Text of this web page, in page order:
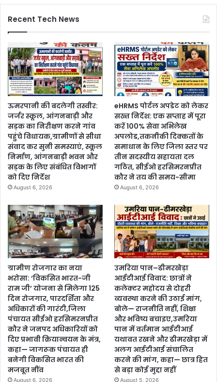
Recent Tech News
ऊमरपानी की बदलेगी तस्वीर:
जर्जर स्कूल, आंगनबाड़ी और
सड़क का निरीक्षण करने गांव
पहुंचे विधायक,ग्रामीणों से सीधा
संवाद कर सुनी समस्याएं, स्कूल
निर्माण, आंगनबाड़ी भवन और
सड़क के लिए संबंधित विभागों
को दिए निर्देश
August 6, 2026
eHRMS पोर्टल अपडेट को लेकर
सख्त निर्देश: एक सप्ताह में पूरा
करें 100% सेवा अभिलेख
अपलोड,तकनीकी दिक्कतों के
समाधान के लिए जिला स्तर पर
तीन सदस्यीय सहायता दल
गठित, सीईओ हरसिमरनप्रीत
कौर ने तय की समय-सीमा
August 6, 2026
ग्रामीण रोजगार का नया
भरोसा: ‘विकसित भारत-जी
राम जी’ योजना से मिलेगा 125
दिन रोजगार, पारदर्शिता और
अधिकारों की गारंटी,जिला
पंचायत सीईओ हरसिमरनप्रीत
कौर ने जनपद अधिकारियों को
दिए प्रभावी क्रियान्वयन के मंत्र,
कहा— जागरूक पंचायत ही
बनेगी विकसित भारत की
मजबूत नींव
August 6, 2026
उमरिया पान–ढीमरखेड़ा
आईटीआई विवाद: छात्रों ने
कलेक्टर महोदय से दोहरी
व्यवस्था करने की उठाई मांग,
बोले— राजनीति नहीं, शिक्षा
और भविष्य बचाइए,उमरिया
पान में वर्तमान आईटीआई
यथावत रखने और ढीमरखेड़ा में
अलग आईटीआई संचालित
करने की मांग, कहा— छात्र हित
से बड़ा कोई मुद्दा नहीं
August 5, 2026